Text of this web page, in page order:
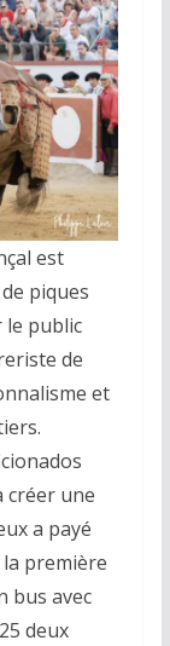
est
piques
le public
de
et
créer une
a payé
la première
bus avec
deux